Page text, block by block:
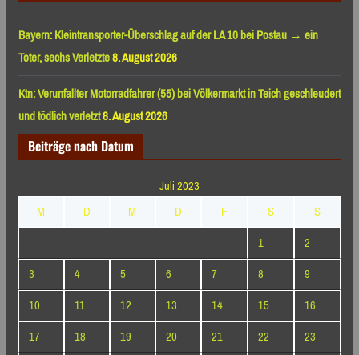
Bayern: Kleintransporter-Überschlag auf der LA 10 bei Postau → ein
Toter, sechs Verletzte8. August 2026
Ktn: Verunfallter Motorradfahrer (55) bei Völkermarkt in Teich geschleudert
und tödlich verletzt8. August 2026
Beiträge nach Datum
Juli 2023
M
D M D F S
S
1
2
3
4 5 6 7 8
9
10
11 12 13 14 15
16
17
18 19 20 21 22
23